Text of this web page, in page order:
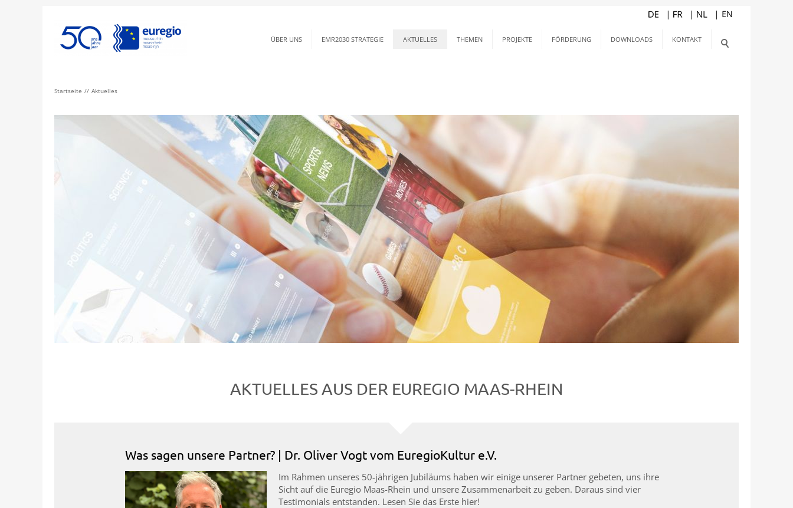
ÜBER UNS EMR2030 STRATEGIE AKTUELLES THEMEN PROJEKTE FÖRDERUNG DOWNLOADS KONTAKT
Startseite Aktuelles
AKTUELLES AUS DER EUREGIO MAAS-RHEIN
Was sagen unsere Partner? | Dr. Oliver Vogt vom EuregioKultur e.V.
Im Rahmen unseres 50-jährigen Jubiläums haben wir einige unserer Partner gebeten, uns ihre
Sicht auf die Euregio Maas-Rhein und unsere Zusammenarbeit zu geben. Daraus sind vier
Testimonials entstanden. Lesen Sie das Erste hier!